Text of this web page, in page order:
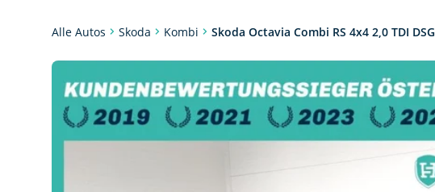
Alle Autos Skoda Kombi Skoda Octavia Combi RS 4x4 2,0 TDI DSG